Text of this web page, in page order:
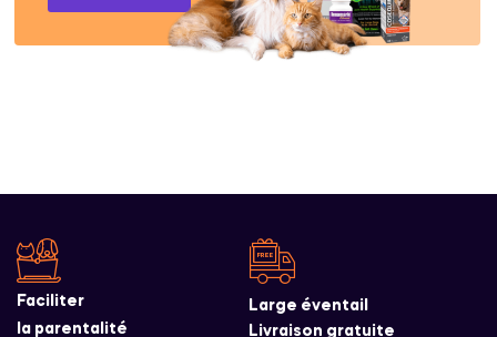
Faciliter
la parentalité
Large éventail
Livraison gratuite